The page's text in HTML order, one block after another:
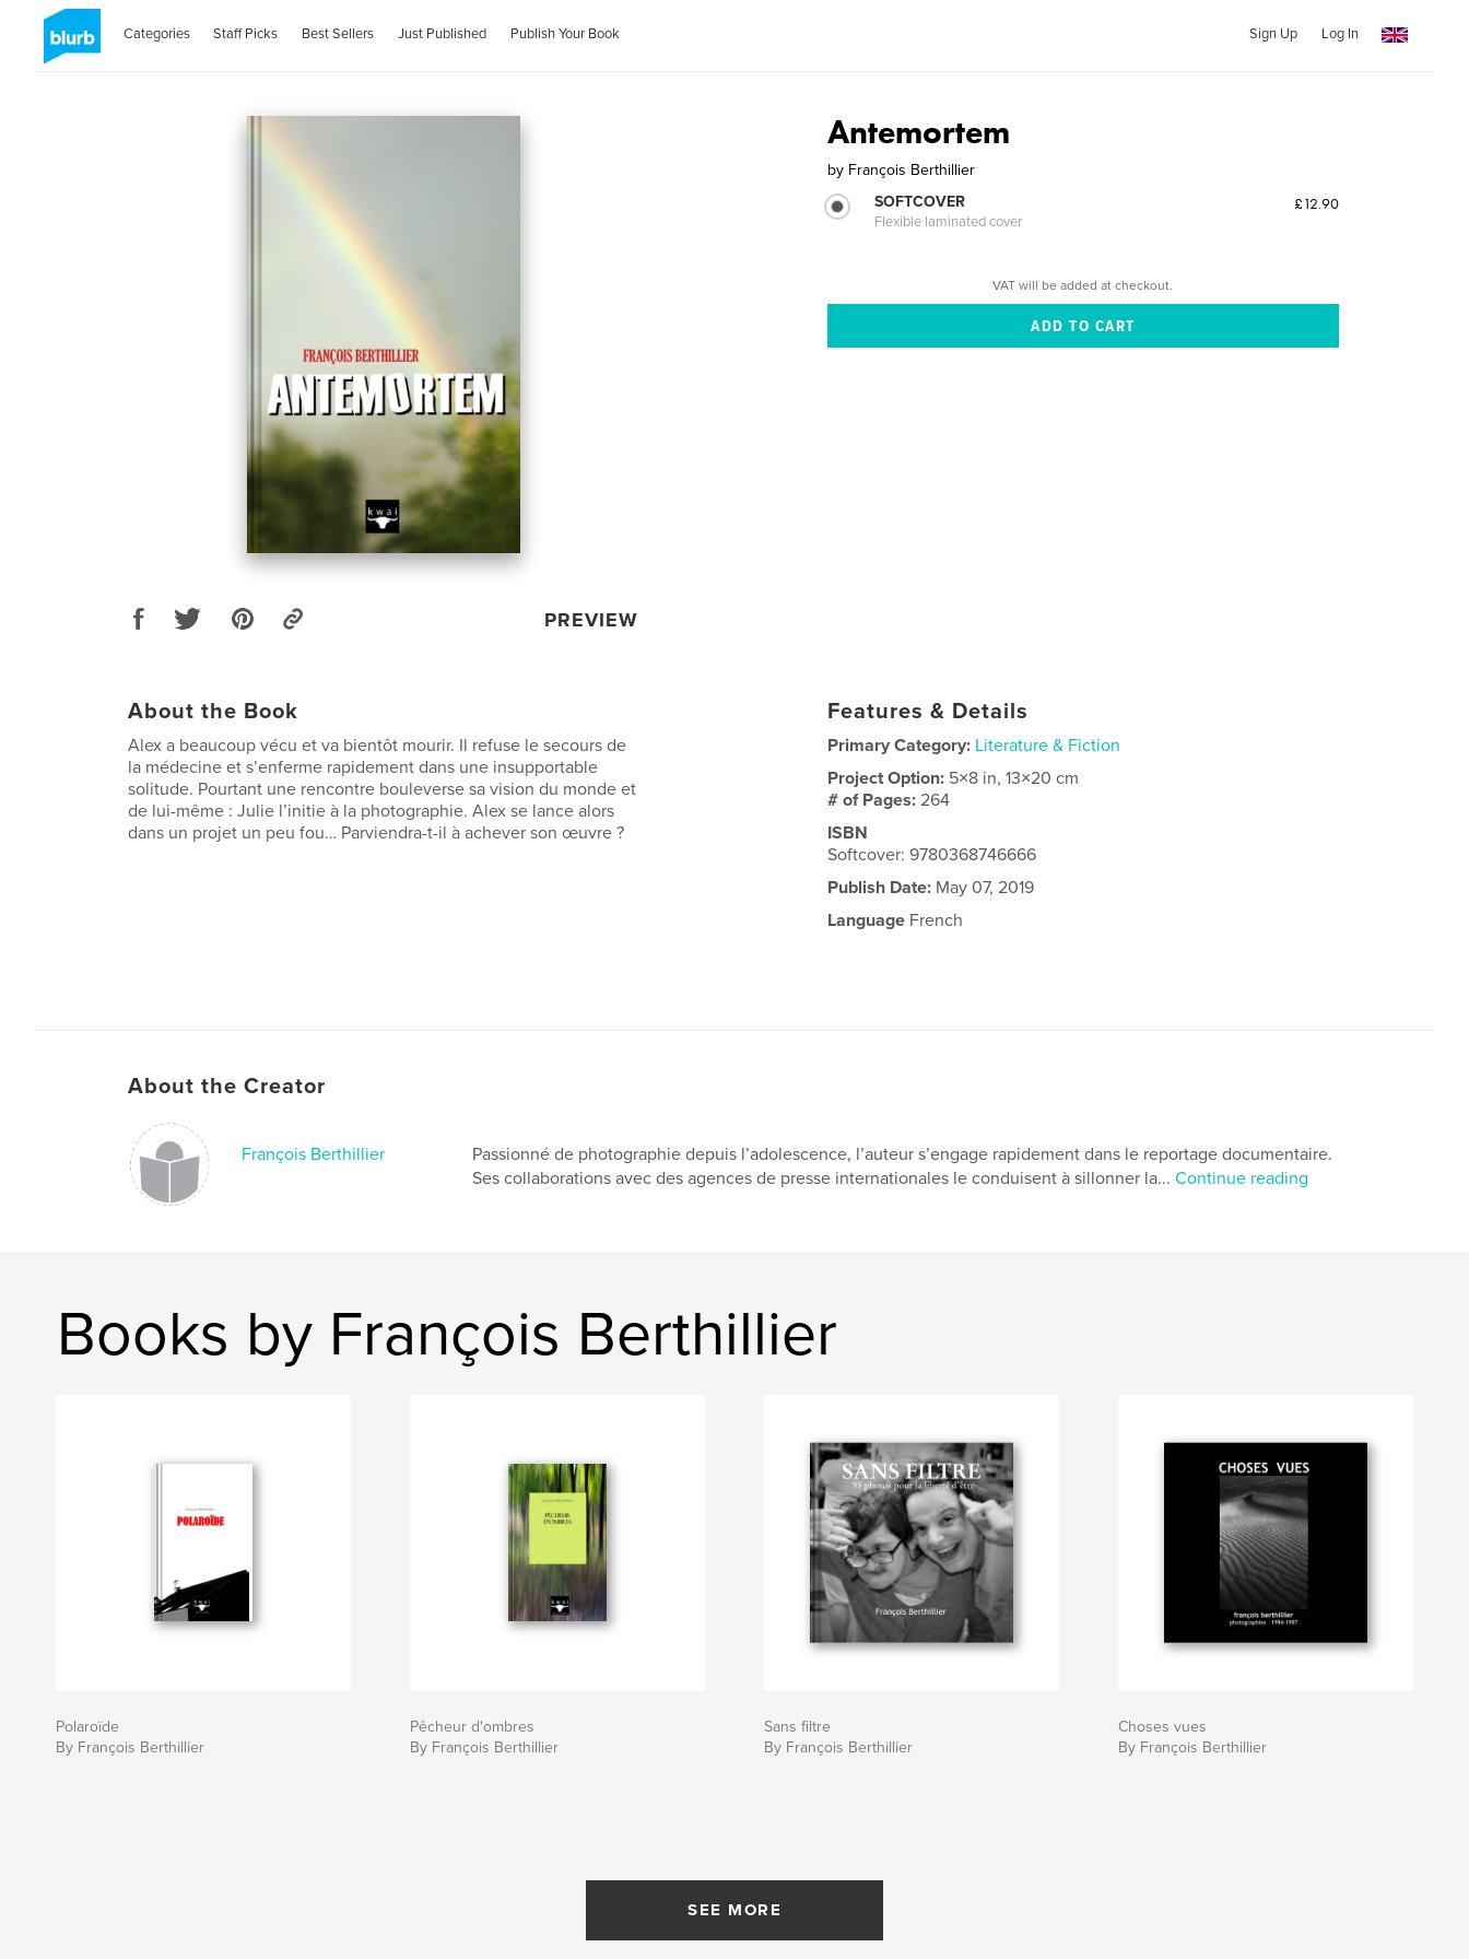
Categories Staff Picks Best Sellers Just Published Publish Your Book Sign Up Log In
PREVIEW
Antemortem
by François Berthillier
SOFTCOVER
Flexible laminated cover
£12.90
VAT will be added at checkout.
About the Book
Alex a beaucoup vécu et va bientôt mourir. Il refuse le secours de
la médecine et s’enferme rapidement dans une insupportable
solitude. Pourtant une rencontre bouleverse sa vision du monde et
de lui-même : Julie l’initie à la photographie. Alex se lance alors
dans un projet un peu fou… Parviendra-t-il à achever son œuvre ?
Features & Details
Primary Category: Literature & Fiction
Project Option: 5×8 in, 13×20 cm
# of Pages:264
ISBN
Softcover: 9780368746666
Publish Date: May 07, 2019
Language French
About the Creator
François Berthillier
Passionné de photographie depuis l’adolescence, l’auteur s’engage rapidement dans le reportage documentaire.
Ses collaborations avec des agences de presse internationales le conduisent à sillonner la... Continue reading
Books by François Berthillier
Polaroïde
By François Berthillier
Pêcheur d'ombres
By François Berthillier
Sans filtre
By François Berthillier
Choses vues
By François Berthillier
SEE MORE